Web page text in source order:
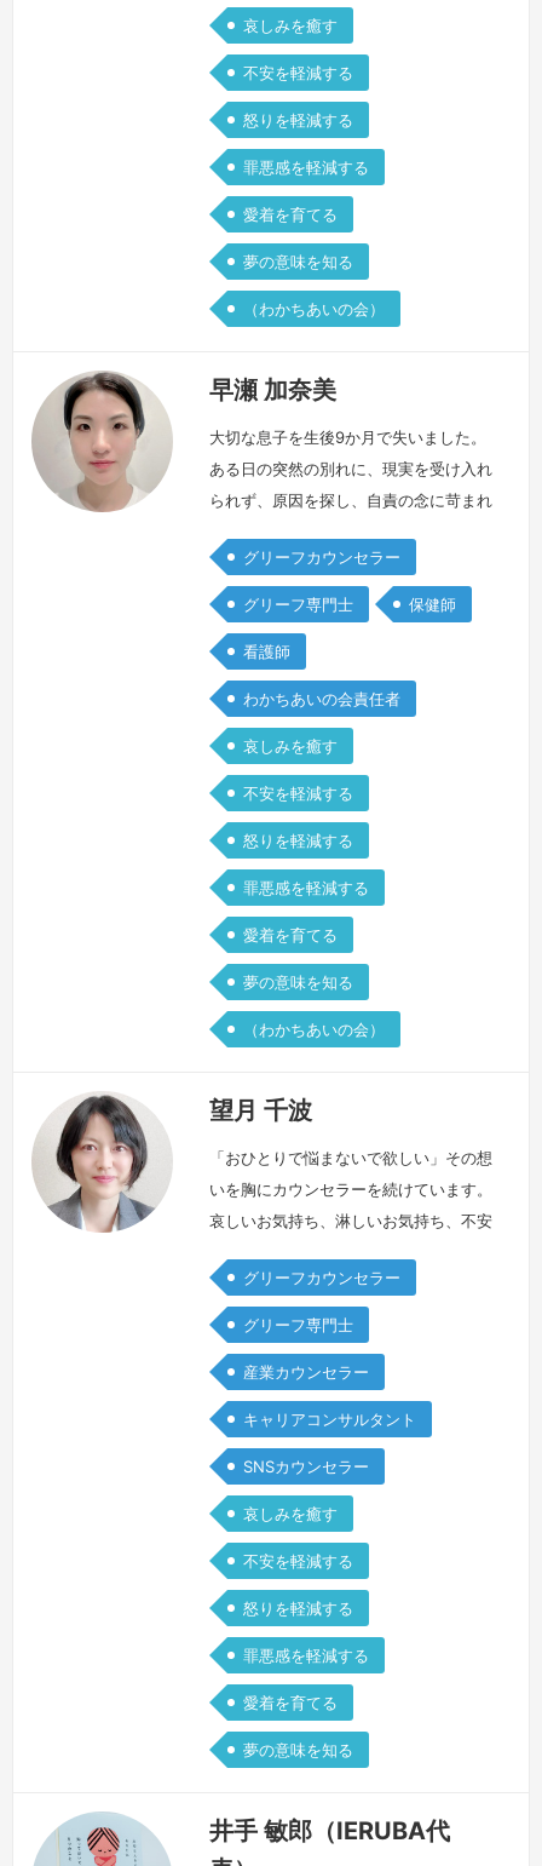
哀しみを癒す
不安を軽減する
怒りを軽減する
罪悪感を軽減する
愛着を育てる
夢の意味を知る
（わかちあいの会）
早瀬 加奈美
大切な息子を生後9か月で失いました。
ある日の突然の別れに、現実を受け入れ
られず、原因を探し、自責の念に苛まれ
ました。何度名前を呼んでも返事をして
くれない、分かっているけど、それでも
名前を呼び続ける毎日でした。幸せそう
に見える周りの人と会いたくなくなっ
て、家にこもる日々の中で私を救ってく
れたのは、私の想いに耳を傾けてくれる
方々の存在でした。大切な方との別れ
に、涙が… 続きを見る »
グリーフカウンセラー
グリーフ専門士 保健師
看護師
わかちあいの会責任者
哀しみを癒す
不安を軽減する
怒りを軽減する
罪悪感を軽減する
愛着を育てる
夢の意味を知る
（わかちあいの会）
望月 千波
「おひとりで悩まないで欲しい」その想
いを胸にカウンセラーを続けています。
哀しいお気持ち、淋しいお気持ち、不安
りで抱え耐えていらっしゃいませんか?
胸が苦しくなる時、押しつぶされそうに
なる時、気持ちが落ち着かなくなる時、
いつもの自分のようにいられなくなる
時。それは身体に反応が出るほど大変な
体験をなさったということでもあり、ひ
ょっとするとおひとりで頑張り過ぎてい
るサイ…
続きを見る »
グリーフカウンセラー
グリーフ専門士
産業カウンセラー
キャリアコンサルタント
SNSカウンセラー
哀しみを癒す
不安を軽減する
怒りを軽減する
罪悪感を軽減する
愛着を育てる
夢の意味を知る
井手 敏郎（IERUBA代